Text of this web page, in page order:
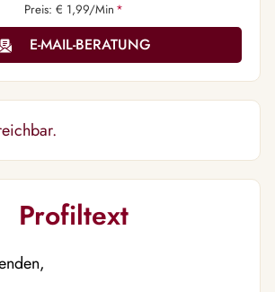
Preis: € 1,99/Min *
E-MAIL-BERATUNG
Profiltext